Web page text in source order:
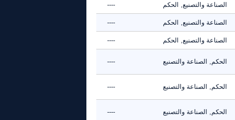
الصناعة والتصنيع, الحكم ----
الصناعة والتصنيع, الحكم ----
الصناعة والتصنيع, الحكم ----
الحكم, الصناعة والتصنيع ----
الحكم, الصناعة والتصنيع ----
الحكم, الصناعة والتصنيع ----